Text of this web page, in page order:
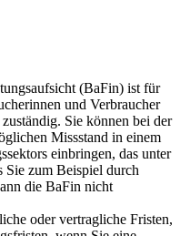
(BaFin) ist für
und Verbraucher
Sie können bei der
Missstand in einem
einbringen, das unter
Sie zum Beispiel durch
die BaFin nicht
oder vertragliche Fristen,